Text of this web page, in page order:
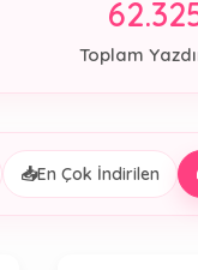
Toplam
📥En Çok İndirilen